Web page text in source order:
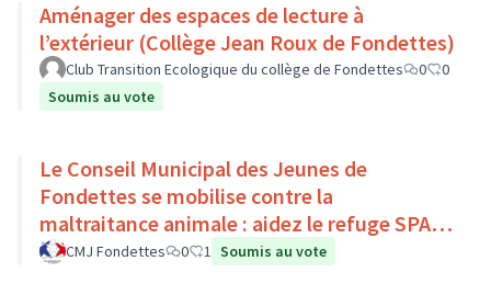
Aménager des espaces de lecture à
l’extérieur (Collège Jean Roux de Fondettes)
Club Transition Ecologique du collège de Fondettes 0
0
Soumis au vote
Le Conseil Municipal des Jeunes de
Fondettes se mobilise contre la
maltraitance animale : aidez le refuge SPA
de Luynes !
CMJ Fondettes 0 1 Soumis au vote